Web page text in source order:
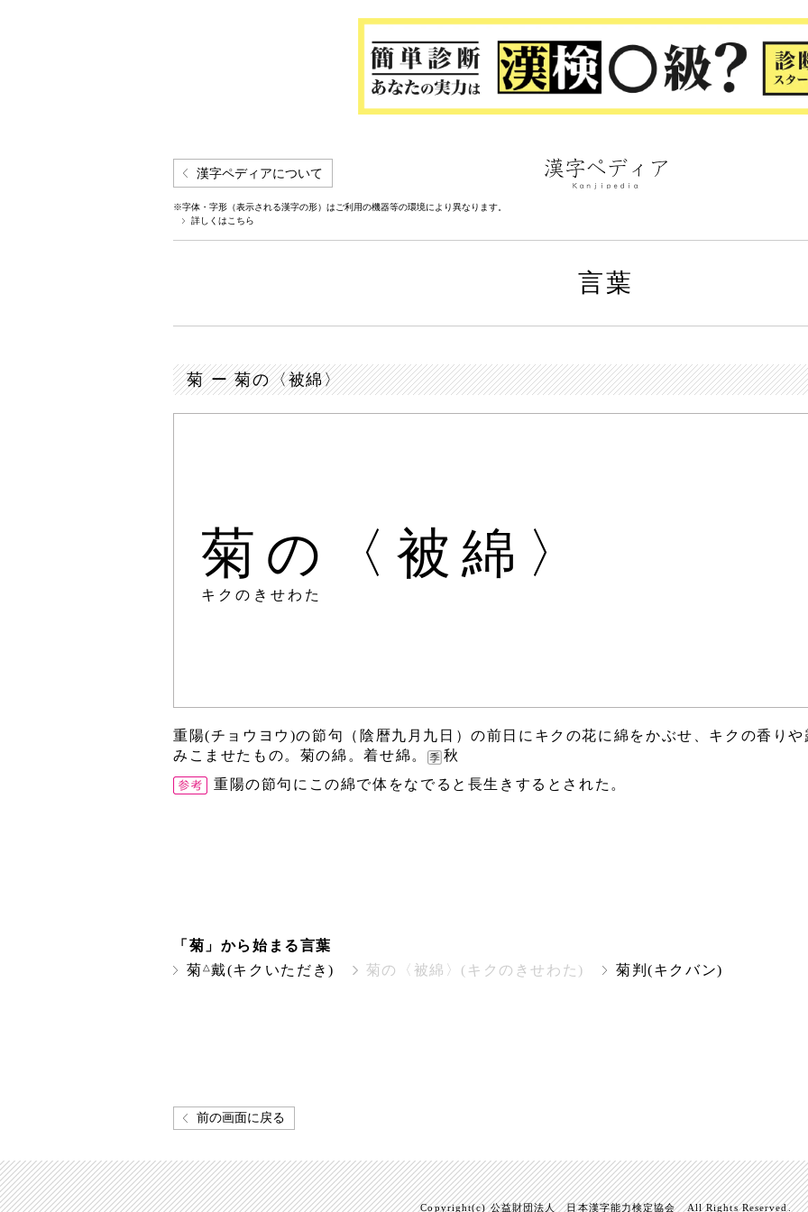
漢字ペディアについて
※字体・字形（表示される漢字の形）はご利用の機器等の環境により異なります。
詳しくはこちら
言葉
菊 ー 菊の〈被綿〉
菊の〈被綿〉
キクのきせわた
重陽(チョウヨウ)の節句（陰暦九月九日）の前日にキクの花に綿をかぶせ、キクの香りや
みこませたもの。菊の綿。着せ綿。
秋
重陽の節句にこの綿で体をなでると長生きするとされた。
「菊」から始まる言葉
菊 △戴(キクいただき) 菊の〈被綿〉(キクのきせわた) 菊判(キクバン)
前の画面に戻る
Copyright(c) 公益財団法人 日本漢字能力検定協会 All Rights Reserved.